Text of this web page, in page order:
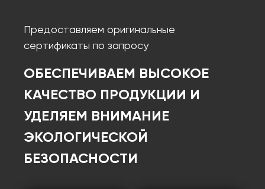
Предоставляем оригинальные
сертификаты по запросу
ОБЕСПЕЧИВАЕМ ВЫСОКОЕ
КАЧЕСТВО ПРОДУКЦИИ И
УДЕЛЯЕМ ВНИМАНИЕ
ЭКОЛОГИЧЕСКОЙ
БЕЗОПАСНОСТИ